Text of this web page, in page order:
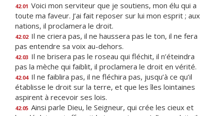
42.01 Voici mon serviteur que je soutiens, mon élu qui a
toute ma faveur. J’ai fait reposer sur lui mon esprit ; aux
nations, il proclamera le droit.
42.02 Il ne criera pas, il ne haussera pas le ton, il ne fera
pas entendre sa voix au-dehors.
42.03 Il ne brisera pas le roseau qui fléchit, il n’éteindra
pas la mèche qui faiblit, il proclamera le droit en vérité.
42.04 Il ne faiblira pas, il ne fléchira pas, jusqu’à ce qu’il
établisse le droit sur la terre, et que les îles lointaines
aspirent à recevoir ses lois.
42.05 Ainsi parle Dieu, le Seigneur, qui crée les cieux et